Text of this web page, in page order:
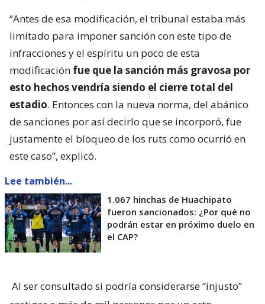
“Antes de esa modificación, el tribunal estaba más
limitado para imponer sanción con este tipo de
infracciones y el espíritu un poco de esta
modificación fue que la sanción más gravosa por
esto hechos vendría siendo el cierre total del
estadio. Entonces con la nueva norma, del abánico
de sanciones por así decirlo que se incorporó, fue
justamente el bloqueo de los ruts como ocurrió en
este caso”, explicó.
Lee también...
1.067 hinchas de Huachipato
fueron sancionados: ¿Por qué no
podrán estar en próximo duelo en
el CAP?
Al ser consultado si podría considerarse “injusto”